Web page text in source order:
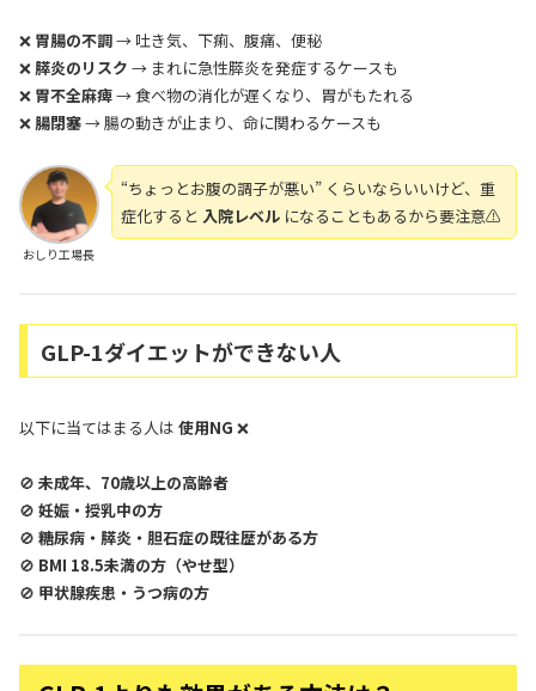
❌ 胃腸の不調→ 吐き気、下痢、腹痛、便秘
❌膵炎のリスク → まれに急性膵炎を発症するケースも
❌ 胃不全麻痺→ 食べ物の消化が遅くなり、胃がもたれる
❌腸閉塞→ 腸の動きが止まり、命に関わるケースも
おしり工場長
“ちょっとお腹の調子が悪い” くらいならいいけど、重
症化すると 入院レベルになることもあるから要注意⚠️
GLP-1ダイエットができない人
以下に当てはまる人は 使用NG ❌
🚫 未成年、70歳以上の高齢者
🚫 妊娠・授乳中の方
🚫 糖尿病・膵炎・胆石症の既往歴がある方
🚫 BMI 18.5未満の方（やせ型）
🚫 甲状腺疾患・うつ病の方